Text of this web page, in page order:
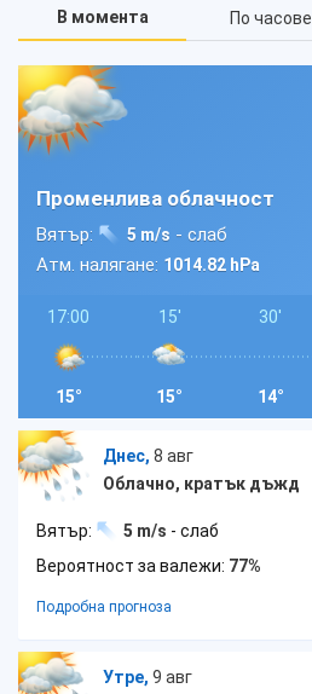
В момента По часове
Променлива облачност
Вятър: 5 m/s - слаб
Атм. налягане: 1014.82 hPa
17:00
15°
15'
15°
30'
14°
Днес, 8 авг
Облачно, кратък дъжд
Вятър: 5 m/s - слаб
Вероятност за валежи: 77%
Подробна прогноза
Утре, 9 авг